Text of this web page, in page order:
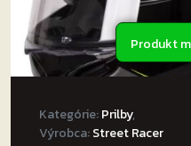
Produkt
Kategórie:Prilby,
Výrobca:Street Racer